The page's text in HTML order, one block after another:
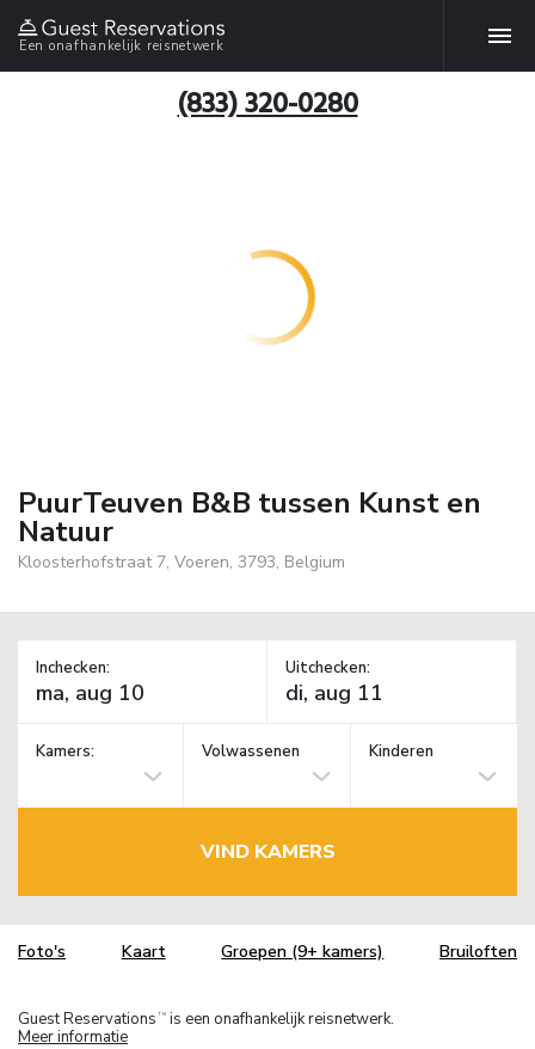
Een onafhankelijk reisnetwerk
(833) 320-0280
PuurTeuven B&B tussen Kunst en
Natuur
Kloosterhofstraat 7, Voeren, 3793, Belgium
Inchecken: Uitchecken:
Kamers: Volwassenen Kinderen
VIND KAMERS
Foto's Kaart Groepen (9+ kamers) Bruiloften
Guest Reservations TM is een onafhankelijk reisnetwerk.
Meer informatie